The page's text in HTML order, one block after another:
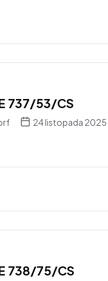
737/53/CS
24 listopada 2025
738/75/CS